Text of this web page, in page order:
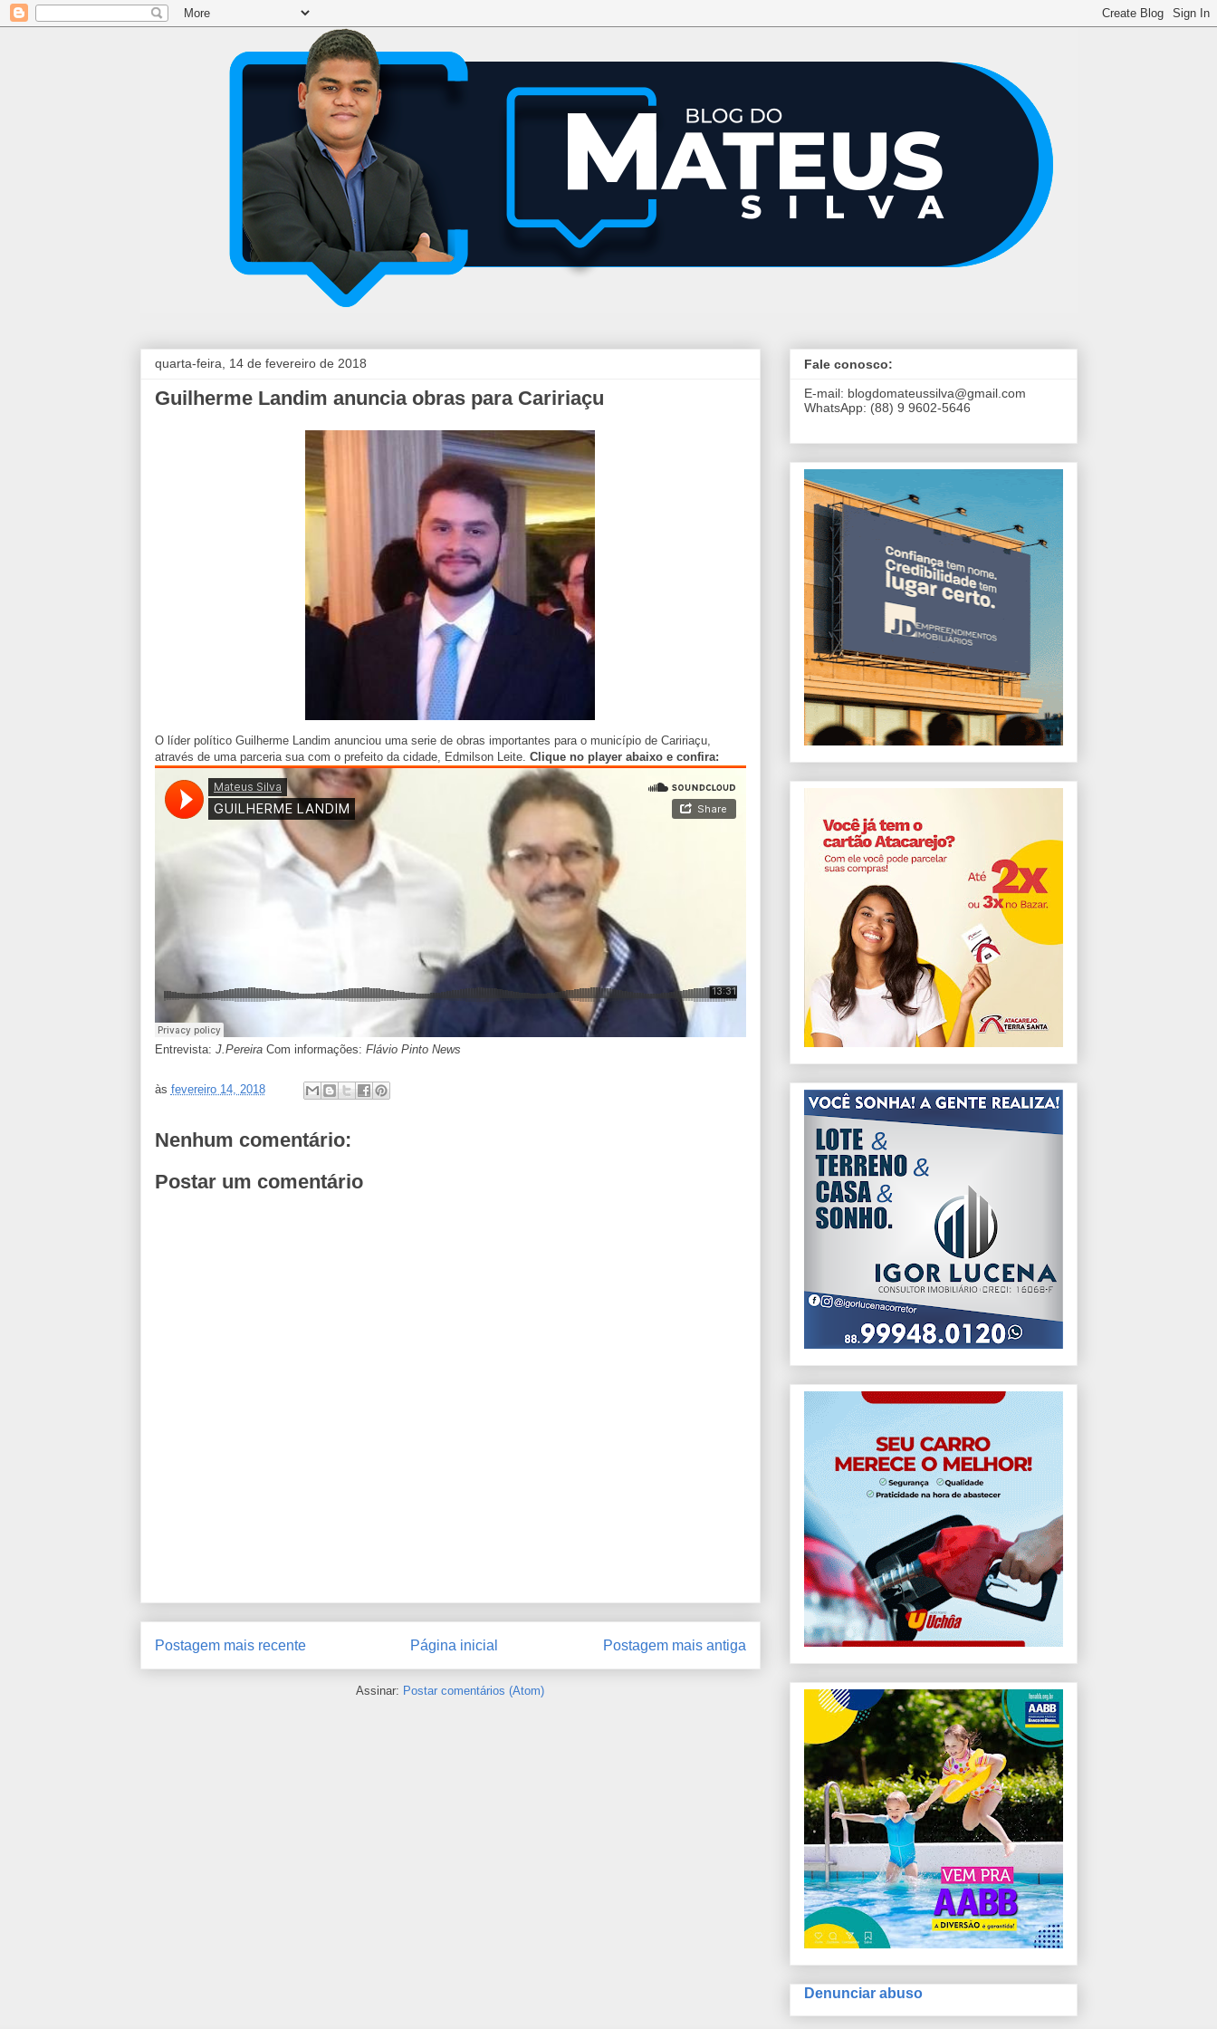
quarta-feira, 14 de fevereiro de 2018
Guilherme Landim anuncia obras para Caririaçu
O líder político Guilherme Landim anunciou uma serie de obras importantes para o município de Caririaçu,
através de uma parceria sua com o prefeito da cidade, Edmilson Leite. Clique no player abaixo e confira:
Entrevista: J.PereiraCom informações: Flávio Pinto News
às fevereiro 14, 2018
Nenhum comentário:
Postar um comentário
Postagem mais recente Postagem mais antiga
Página inicial
Assinar: Postar comentários (Atom)
Fale conosco:
E-mail: blogdomateussilva@gmail.com
WhatsApp: (88) 9 9602-5646
Denunciar abuso